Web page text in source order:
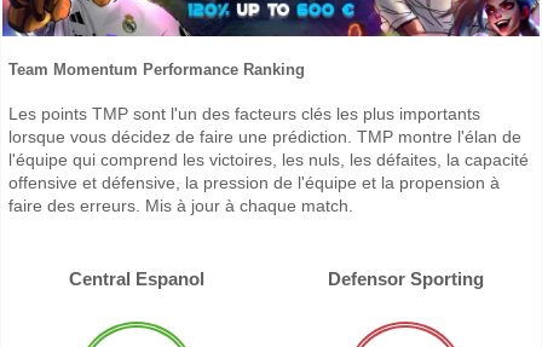
Team Momentum Performance Ranking
Les points TMP sont l'un des facteurs clés les plus importants
lorsque vous décidez de faire une prédiction. TMP montre l'élan de
l'équipe qui comprend les victoires, les nuls, les défaites, la capacité
offensive et défensive, la pression de l'équipe et la propension à
faire des erreurs. Mis à jour à chaque match.
Central Espanol Defensor Sporting